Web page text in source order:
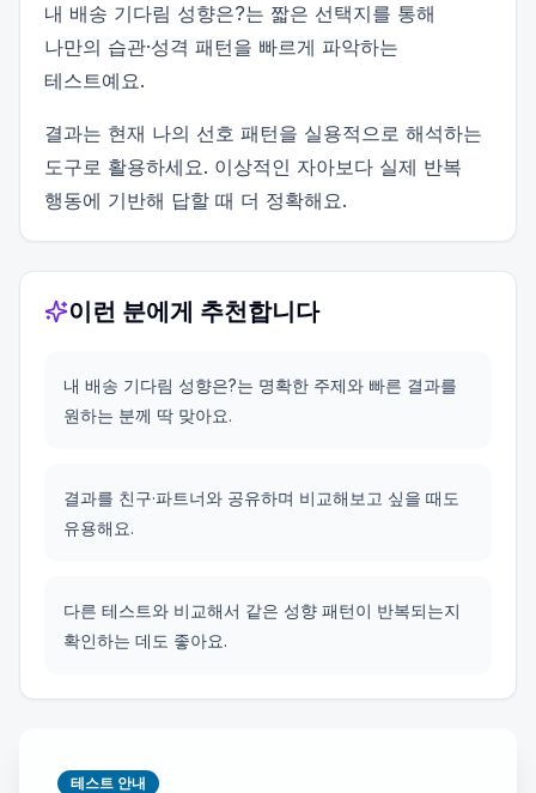
내 배송 기다림 성향은?는 짧은 선택지를 통해
나만의 습관·성격 패턴을 빠르게 파악하는
테스트예요.
결과는 현재 나의 선호 패턴을 실용적으로 해석하는
도구로 활용하세요. 이상적인 자아보다 실제 반복
행동에 기반해 답할 때 더 정확해요.
이런 분에게 추천합니다
내 배송 기다림 성향은?는 명확한 주제와 빠른 결과를
원하는 분께 딱 맞아요.
결과를 친구·파트너와 공유하며 비교해보고 싶을 때도
유용해요.
다른 테스트와 비교해서 같은 성향 패턴이 반복되는지
확인하는 데도 좋아요.
테스트 안내